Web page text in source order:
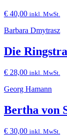
€ 40,00 inkl. MwSt.
Barbara Dmytrasz
Die
€ 28,00 inkl. MwSt.
Georg Hamann
Bertha von
€ 30,00 inkl. MwSt.